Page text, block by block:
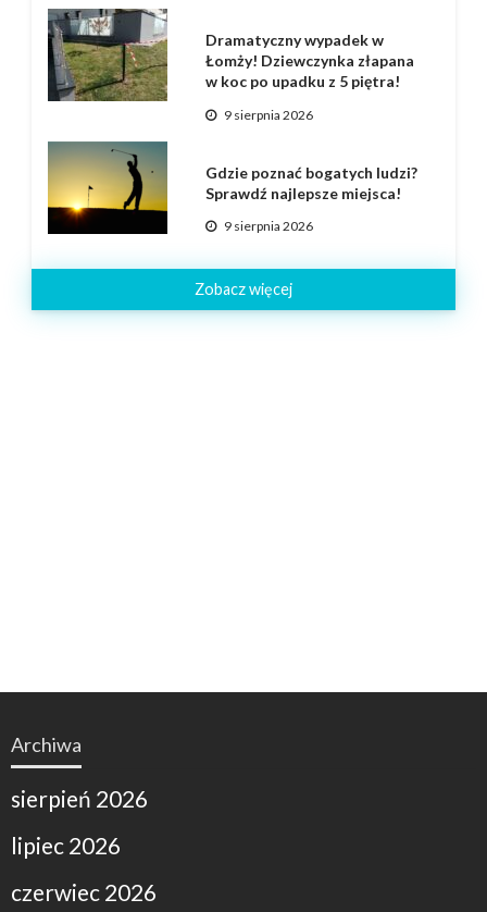
Dramatyczny wypadek w
Łomży! Dziewczynka złapana
w koc po upadku z 5 piętra!
9 sierpnia 2026
Gdzie poznać bogatych ludzi?
Sprawdź najlepsze miejsca!
9 sierpnia 2026
Zobacz więcej
Archiwa
sierpień 2026
lipiec 2026
czerwiec 2026